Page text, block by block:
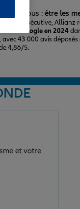
pour nous : être les
fois consécutive, Allianz
sur Google en 2024
avec 43 000 avis
4,86/5.
et votre